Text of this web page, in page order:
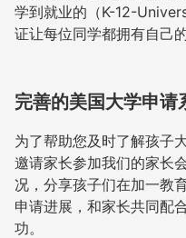
学到就业的（K-12-
证让每位同学都拥有自己
完善的美国大学申请
为了帮助您及时了解孩子
邀请家长参加我们的家长
况，分享孩子们在加一教
申请进展，和家长共同配
功。